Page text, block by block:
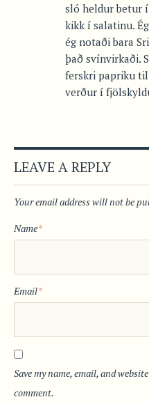
sló heldur betur
kikk í salatinu.
ég notaði bara
það svínvirkaði.
ferskri papriku
verður í
LEAVE A REPLY
Your email address will not be
Name*
Email*
Save my name, email, and
comment.